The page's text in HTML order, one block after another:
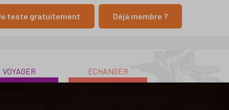
teste gratuitement Déjà membre ?
VOYAGER ECHANGER